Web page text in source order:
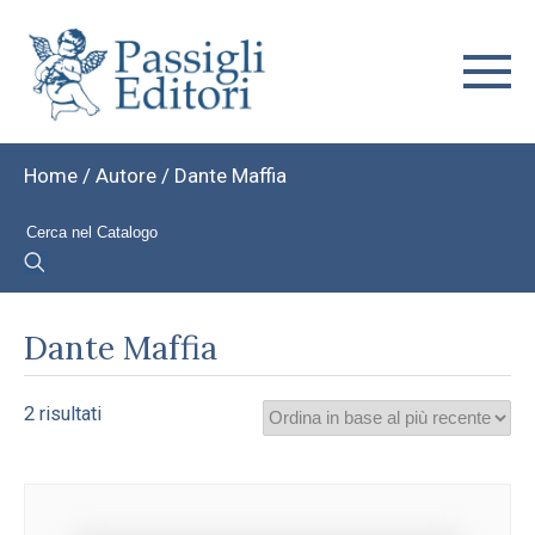
Home / Autore / Dante Maffia
Dante Maffia
2 risultatiOrdina